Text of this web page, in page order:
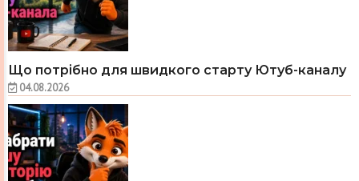
Що потрібно для швидкого старту Ютуб-каналу
04.08.2026